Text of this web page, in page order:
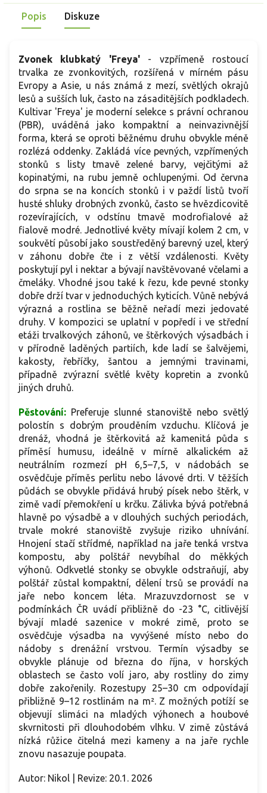
Popis Diskuze
Zvonek klubkatý 'Freya'- vzpřímeně rostoucí
trvalka ze zvonkovitých, rozšířená v mírném pásu
Evropy a Asie, u nás známá z mezí, světlých okrajů
lesů a sušších luk, často na zásaditějších podkladech.
Kultivar 'Freya' je moderní selekce s právní ochranou
(PBR), uváděná jako kompaktní a neinvazivnější
forma, která se oproti běžnému druhu obvykle méně
rozlézá oddenky. Zakládá více pevných, vzpřímených
stonků s listy tmavě zelené barvy, vejčitými až
kopinatými, na rubu jemně ochlupenými. Od června
do srpna se na koncích stonků i v paždí listů tvoří
husté shluky drobných zvonků, často se hvězdicovitě
rozevírajících, v odstínu tmavě modrofialové až
fialově modré. Jednotlivé květy mívají kolem 2 cm, v
soukvětí působí jako soustředěný barevný uzel, který
v záhonu dobře čte i z větší vzdálenosti. Květy
poskytují pyl i nektar a bývají navštěvované včelami a
čmeláky. Vhodné jsou také k řezu, kde pevné stonky
dobře drží tvar v jednoduchých kyticích. Vůně nebývá
výrazná a rostlina se běžně neřadí mezi jedovaté
druhy. V kompozici se uplatní v popředí i ve střední
etáži trvalkových záhonů, ve štěrkových výsadbách i
v přírodně laděných partiích, kde ladí se šalvějemi,
kakosty, řebříčky, šantou a jemnými travinami,
případně zvýrazní světlé květy kopretin a zvonků
jiných druhů.
Pěstování: Preferuje slunné stanoviště nebo světlý
polostín s dobrým prouděním vzduchu. Klíčová je
drenáž, vhodná je štěrkovitá až kamenitá půda s
příměsí humusu, ideálně v mírně alkalickém až
neutrálním rozmezí pH 6,5–7,5, v nádobách se
osvědčuje příměs perlitu nebo lávové drti. V těžších
půdách se obvykle přidává hrubý písek nebo štěrk, v
zimě vadí přemokření u krčku. Zálivka bývá potřebná
hlavně po výsadbě a v dlouhých suchých periodách,
trvale mokré stanoviště zvyšuje riziko uhnívání.
Hnojení stačí střídmé, například na jaře tenká vrstva
kompostu, aby polštář nevybíhal do měkkých
výhonů. Odkvetlé stonky se obvykle odstraňují, aby
polštář zůstal kompaktní, dělení trsů se provádí na
jaře nebo koncem léta. Mrazuvzdornost se v
podmínkách ČR uvádí přibližně do -23 °C, citlivější
bývají mladé sazenice v mokré zimě, proto se
osvědčuje výsadba na vyvýšené místo nebo do
nádoby s drenážní vrstvou. Termín výsadby se
obvykle plánuje od března do října, v horských
oblastech se často volí jaro, aby rostliny do zimy
dobře zakořenily. Rozestupy 25–30 cm odpovídají
přibližně 9–12 rostlinám na m². Z možných potíží se
objevují slimáci na mladých výhonech a houbové
skvrnitosti při dlouhodobém vlhku. V zimě zůstává
nízká růžice čitelná mezi kameny a na jaře rychle
znovu nasazuje poupata.
Autor: Nikol | Revize: 20.1. 2026